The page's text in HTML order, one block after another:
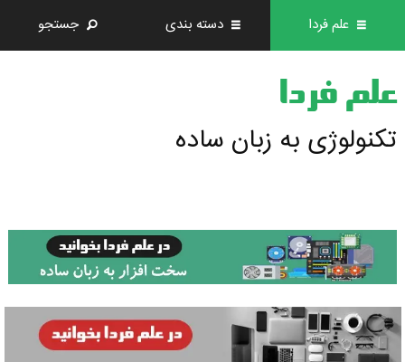
علم فردا دسته بندی جستجو
علم فردا
تکنولوژی به زبان ساده